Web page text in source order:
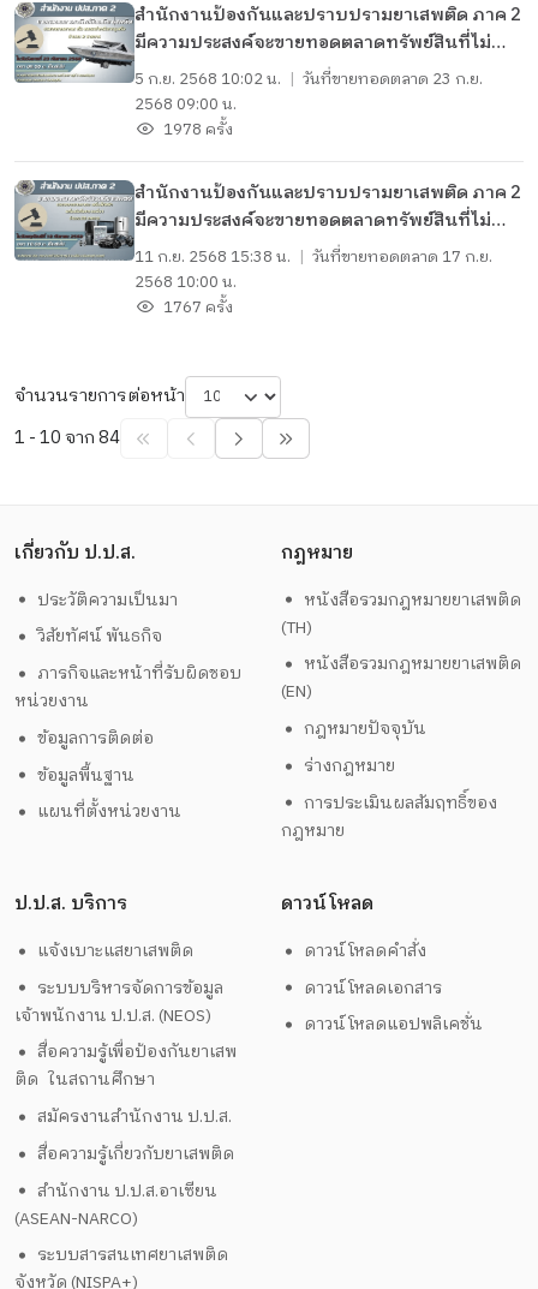
สำนักงานป้องกันและปราบปรามยาเสพติด ภาค 2
มีความประสงค์จะขายทอดตลาดทรัพย์สินที่ไม่
เหมาะสมจะเก็บรักษาไว้ ประเภทยานพาหนะ (เรือ)
จำนวน 2 รายการ
5 ก.ย. 2568 10:02 น. | วันที่ขายทอดตลาด 23 ก.ย.
2568 09:00 น.
1978 ครั้ง
สำนักงานป้องกันและปราบปรามยาเสพติด ภาค 2
มีความประสงค์จะขายทอดตลาดทรัพย์สินที่ไม่
เหมาะสมจะเก็บรักษาไว้ ประเภทยานพาหนะ
เครื่องใช้ไฟฟ้า เครื่องมือสื่อสาร และอื่นๆ จำนวน
29 รายการ
11 ก.ย. 2568 15:38 น. | วันที่ขายทอดตลาด 17 ก.ย.
2568 10:00 น.
1767 ครั้ง
จำนวนรายการต่อหน้า
1 - 10 จาก 84
เกี่ยวกับ ป.ป.ส.
ประวัติความเป็นมา
วิสัยทัศน์ พันธกิจ
ภารกิจและหน้าที่รับผิดชอบ
หน่วยงาน
ข้อมูลการติดต่อ
ข้อมูลพื้นฐาน
แผนที่ตั้งหน่วยงาน
กฎหมาย
หนังสือรวมกฎหมายยาเสพติด
(TH)
หนังสือรวมกฎหมายยาเสพติด
(EN)
กฎหมายปัจจุบัน
ร่างกฎหมาย
การประเมินผลสัมฤทธิ์ของ
กฎหมาย
ป.ป.ส. บริการ
แจ้งเบาะแสยาเสพติด
ระบบบริหารจัดการข้อมูล
เจ้าพนักงาน ป.ป.ส. (NEOS)
สื่อความรู้เพื่อป้องกันยาเสพ
ติด ในสถานศึกษา
สมัครงานสำนักงาน ป.ป.ส.
สื่อความรู้เกี่ยวกับยาเสพติด
สำนักงาน ป.ป.ส.อาเซียน
(ASEAN-NARCO)
ระบบสารสนเทศยาเสพติด
จังหวัด (NISPA+)
ดาวน์โหลด
ดาวน์โหลดคำสั่ง
ดาวน์โหลดเอกสาร
ดาวน์โหลดแอปพลิเคชั่น